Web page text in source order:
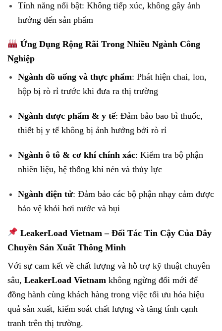
Tính năng nổi bật: Không tiếp xúc, không gây ảnh
hưởng đến sản phẩm
Ứng Dụng Rộng Rãi Trong Nhiều Ngành Công
Nghiệp
Ngành đồ uống và thực phẩm: Phát hiện chai, lon,
hộp bị rò rỉ trước khi đưa ra thị trường
Ngành dược phẩm & y tế: Đảm bảo bao bì thuốc,
thiết bị y tế không bị ảnh hưởng bởi rò rỉ
Ngành ô tô & cơ khí chính xác: Kiểm tra bộ phận
nhiên liệu, hệ thống khí nén và thủy lực
Ngành điện tử: Đảm bảo các bộ phận nhạy cảm được
bảo vệ khỏi hơi nước và bụi
LeakerLoad Vietnam – Đối Tác Tin Cậy Của Dây
Chuyền Sản Xuất Thông Minh
Với sự cam kết về chất lượng và hỗ trợ kỹ thuật chuyên
sâu, LeakerLoad Vietnam không ngừng đổi mới để
đồng hành cùng khách hàng trong việc tối ưu hóa hiệu
quả sản xuất, kiểm soát chất lượng và tăng tính cạnh
tranh trên thị trường.